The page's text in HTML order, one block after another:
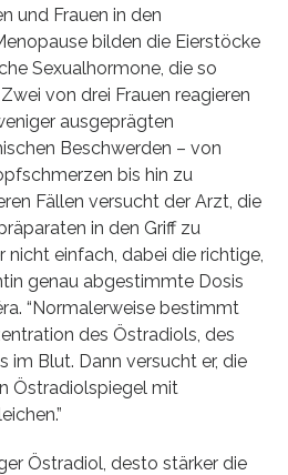
und Frauen in den
bilden die Eierstöcke
Sexualhormone, die so
von drei Frauen reagieren
ausgeprägten
Beschwerden – von
bis hin zu
Fällen versucht der Arzt, die
in den Griff zu
nicht einfach, dabei die richtige,
genau abgestimmte Dosis
“Normalerweise bestimmt
des Östradiols, des
im Blut. Dann versucht er, die
Östradiolspiegel mit
Östradiol, desto stärker die